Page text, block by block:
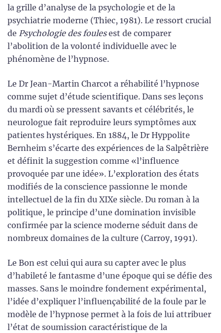
la grille d’analyse de la psychologie et de la
psychiatrie moderne (Thiec, 1981). Le ressort crucial
de Psychologie des foulesest de comparer
l’abolition de la volonté individuelle avec le
phénomène de l’hypnose.
Le Dr Jean-Martin Charcot a réhabilité l’hypnose
comme sujet d’étude scientifique. Dans ses leçons
du mardi où se pressent savants et célébrités, le
neurologue fait reproduire leurs symptômes aux
patientes hystériques. En 1884, le Dr Hyppolite
Bernheim s’écarte des expériences de la Salpêtrière
et définit la suggestion comme «l’influence
provoquée par une idée». L’exploration des états
modifiés de la conscience passionne le monde
intellectuel de la fin du XIXe siècle. Du roman à la
politique, le principe d’une domination invisible
confirmée par la science moderne séduit dans de
nombreux domaines de la culture (Carroy, 1991).
Le Bon est celui qui aura su capter avec le plus
d’habileté le fantasme d’une époque qui se défie des
masses. Sans le moindre fondement expérimental,
l’idée d’expliquer l’influençabilité de la foule par le
modèle de l’hypnose permet à la fois de lui attribuer
l’état de soumission caractéristique de la